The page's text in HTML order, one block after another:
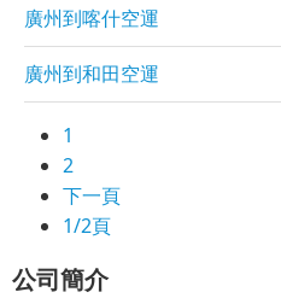
廣州到喀什空運
廣州到和田空運
1
2
下一頁
1/2頁
公司簡介